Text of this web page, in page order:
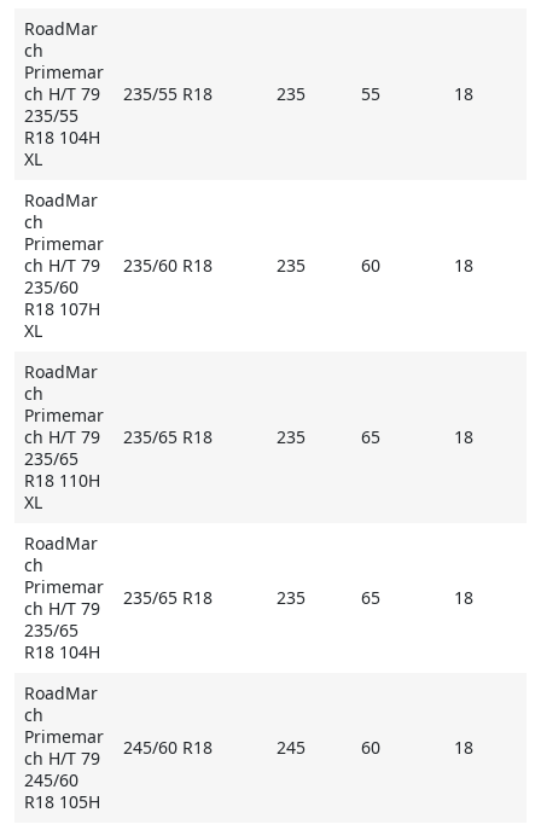
RoadMar
ch
Primemar
ch H/T 79
235/55
R18 104H
XL
235/55 R18 235 55 18
RoadMar
ch
Primemar
ch H/T 79
235/60
R18 107H
XL
235/60 R18 235 60 18
RoadMar
ch
Primemar
ch H/T 79
235/65
R18 110H
XL
235/65 R18 235 65 18
RoadMar
ch
Primemar
ch H/T 79
235/65
R18 104H
235/65 R18 235 65 18
RoadMar
ch
Primemar
ch H/T 79
245/60
R18 105H
245/60 R18 245 60 18